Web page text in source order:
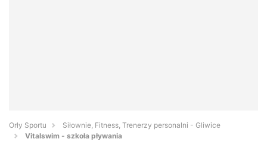
Orły Sportu
Siłownie, Fitness, Trenerzy personalni - Gliwice
Vitalswim - szkoła pływania